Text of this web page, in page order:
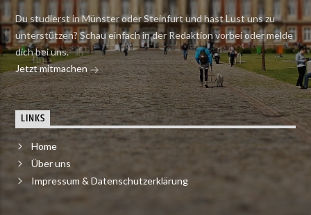
Du studierst in Münster oder Steinfurt und hast Lust uns zu
unterstützen? Schau einfach in der Redaktion vorbei oder melde
dich bei uns.
Jetzt mitmachen
LINKS
Home
Über uns
Impressum & Datenschutzerklärung